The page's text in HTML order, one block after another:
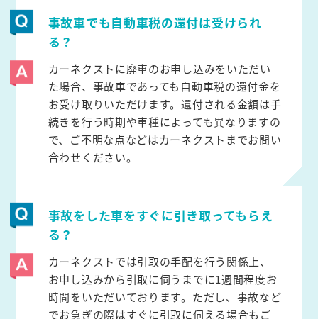
事故車でも自動車税の還付は受けられ
る？
カーネクストに廃車のお申し込みをいただい
た場合、事故車であっても自動車税の還付金を
お受け取りいただけます。還付される金額は手
続きを行う時期や車種によっても異なりますの
で、ご不明な点などはカーネクストまでお問い
合わせください。
事故をした車をすぐに引き取ってもらえ
る？
カーネクストでは引取の手配を行う関係上、
お申し込みから引取に伺うまでに1週間程度お
時間をいただいております。ただし、事故など
でお急ぎの際はすぐに引取に伺える場合もご